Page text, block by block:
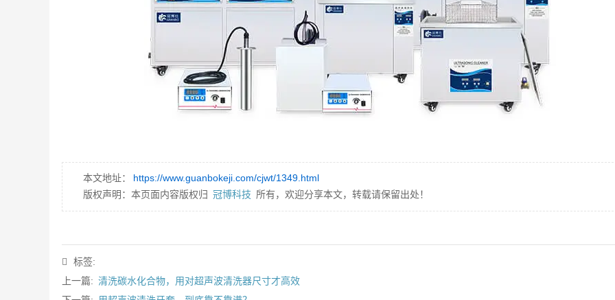
本文地址：
https://www.guanbokeji.com/cjwt/1349.html
版权声明：本页面内容版权归 冠博科技 所有，欢迎分享本文，转载请保留出处！
标签:
上一篇: 清洗碳水化合物，用对超声波清洗器尺寸才高效